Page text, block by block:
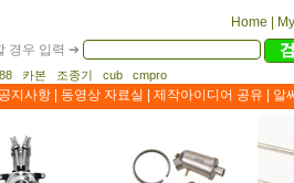
Home
경우 입력 ➔
카본 조종기 cub cmpro
공지사항 동영상 자료실 제작아이디어 공유 알